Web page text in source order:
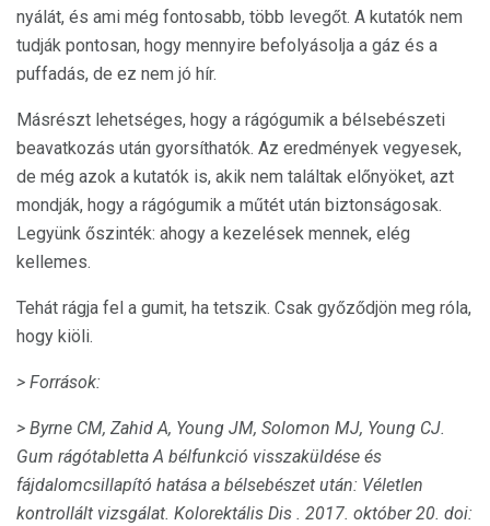
nyálát, és ami még fontosabb, több levegőt. A kutatók nem
tudják pontosan, hogy mennyire befolyásolja a gáz és a
puffadás, de ez nem jó hír.
Másrészt lehetséges, hogy a rágógumik a bélsebészeti
beavatkozás után gyorsíthatók. Az eredmények vegyesek,
de még azok a kutatók is, akik nem találtak előnyöket, azt
mondják, hogy a rágógumik a műtét után biztonságosak.
Legyünk őszinték: ahogy a kezelések mennek, elég
kellemes.
Tehát rágja fel a gumit, ha tetszik. Csak győződjön meg róla,
hogy kiöli.
> Források:
> Byrne CM, Zahid A, Young JM, Solomon MJ, Young CJ.
Gum rágótabletta A bélfunkció visszaküldése és
fájdalomcsillapító hatása a bélsebészet után: Véletlen
kontrollált vizsgálat. Kolorektális Dis . 2017. október 20. doi: